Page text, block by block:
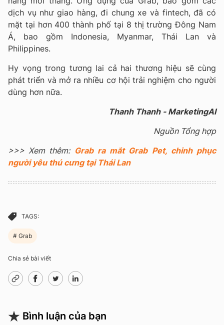
dịch vụ như giao hàng, đi chung xe và fintech, đã có
mặt tại hơn 400 thành phố tại 8 thị trường Đông Nam
Á, bao gồm Indonesia, Myanmar, Thái Lan và
Philippines.
Hy vọng trong tương lai cả hai thương hiệu sẽ cùng
phát triển và mở ra nhiều cơ hội trải nghiệm cho người
dùng hơn nữa.
Thanh Thanh - MarketingAI
Nguồn Tổng hợp
>>> Xem thêm: Grab ra mắt Grab Pet, chinh phục
người yêu thú cưng tại Thái Lan
TAGS:
Grab
Chia sẻ bài viết
Bình luận của bạn